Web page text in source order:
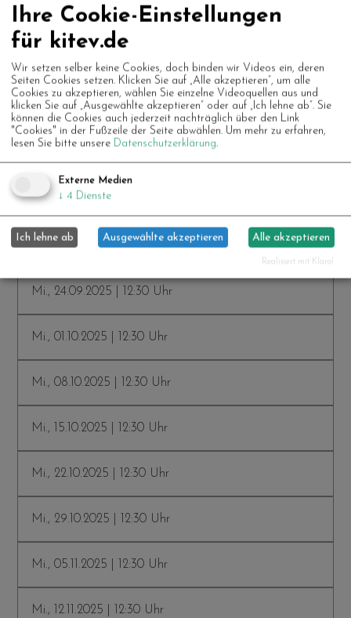
Mi., 06.08.2025 | 12:30 Uhr
Mi., 13.08.2025 | 12:30 Uhr
Mi., 20.08.2025 | 12:30 Uhr
Mi., 10.09.2025 | 12:30 Uhr
Mi., 17.09.2025 | 12:30 Uhr
Mi., 24.09.2025 | 12:30 Uhr
Mi., 01.10.2025 | 12:30 Uhr
Mi., 08.10.2025 | 12:30 Uhr
Mi., 15.10.2025 | 12:30 Uhr
Mi., 22.10.2025 | 12:30 Uhr
Mi., 29.10.2025 | 12:30 Uhr
Mi., 05.11.2025 | 12:30 Uhr
Mi., 12.11.2025 | 12:30 Uhr
Ihre Cookie-Einstellungen
für kitev.de
Wir setzen selber keine Cookies, doch binden wir Videos ein, deren
Seiten Cookies setzen. Klicken Sie auf „Alle akzeptieren“, um alle
Cookies zu akzeptieren, wählen Sie einzelne Videoquellen aus und
klicken Sie auf „Ausgewählte akzeptieren“ oder auf „Ich lehne ab“. Sie
können die Cookies auch jederzeit nachträglich über den Link
"Cookies" in der Fußzeile der Seite abwählen. Um mehr zu erfahren,
lesen Sie bitte unsere Datenschutzerklärung.
Externe Medien
↓ 4 Dienste
Ich lehne ab Ausgewählte akzeptieren Alle akzeptieren
Realisiert mit Klaro!